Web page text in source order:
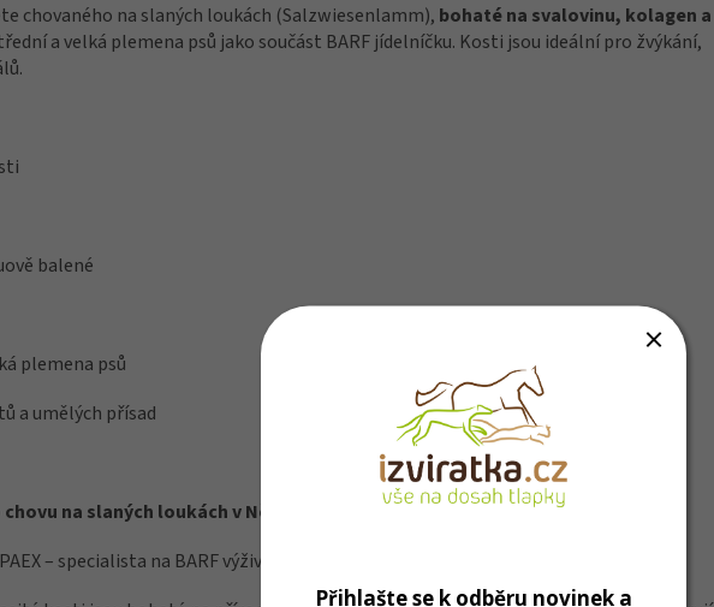
chovaného na slaných loukách (Salzwiesenlamm), bohaté na svalovinu, kolagen a
a velká plemena psů jako součást BARF jídelníčku. Kosti jsou ideální pro žvýkání,
balené
plemena psů
a umělých přísad
na slaných loukách v Německu
– specialista na BARF výživu
Přihlašte se k odběru novinek a